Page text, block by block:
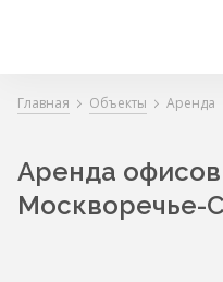
Главная Объекты Аренда
Аренда
Москворечье-